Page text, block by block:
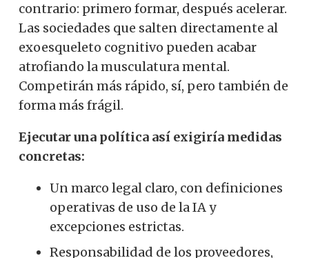
contrario: primero formar, después acelerar.
Las sociedades que salten directamente al
exoesqueleto cognitivo pueden acabar
atrofiando la musculatura mental.
Competirán más rápido, sí, pero también de
forma más frágil.
Ejecutar una política así exigiría medidas
concretas:
Un marco legal claro, con definiciones
operativas de uso de la IA y
excepciones estrictas.
Responsabilidad de los proveedores,